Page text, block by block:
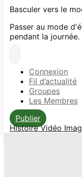
Basculer vers le
Passer au mode
pendant la journée.
Connexion
Fil d’actualité
Groupes
Les Membres
Publier
Histoire Vidéo